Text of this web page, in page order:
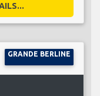
GRANDE BERLINE